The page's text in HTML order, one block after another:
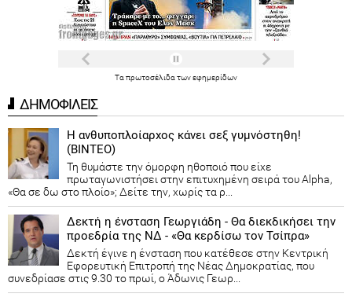
Τα πρωτοσέλιδα τωνεφημερίδων
ΔΗΜΟΦΙΛΕΙΣ
Η ανθυποπλοίαρχος κάνει σεξ γυμνόστηθη!
(ΒΙΝΤΕΟ)
Τη θυμάστε την όμορφη ηθοποιό που είχε
πρωταγωνιστήσει στην επιτυχημένη σειρά του Alpha,
«Θα σε δω στο πλοίο»; Δείτε την, χωρίς τα ρ...
Δεκτή η ένσταση Γεωργιάδη - Θα διεκδικήσει την
προεδρία της ΝΔ - «Θα κερδίσω τον Τσίπρα»
Δεκτή έγινε η ένσταση που κατέθεσε στην Κεντρική
Εφορευτική Επιτροπή της Νέας Δημοκρατίας, που
συνεδρίασε στις 9.30 το πρωί, ο Άδωνις Γεωρ...